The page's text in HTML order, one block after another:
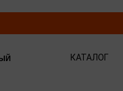
КАТАЛОГ